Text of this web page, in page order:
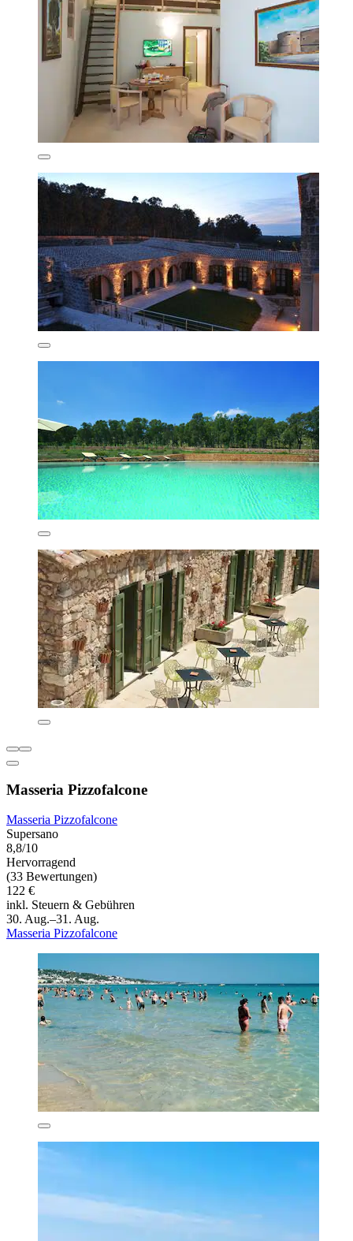
Masseria Pizzofalcone
Masseria Pizzofalcone
Supersano
8,8/10
Hervorragend
(33 Bewertungen)
122 €
inkl. Steuern & Gebühren
30. Aug.–31. Aug.
Masseria Pizzofalcone